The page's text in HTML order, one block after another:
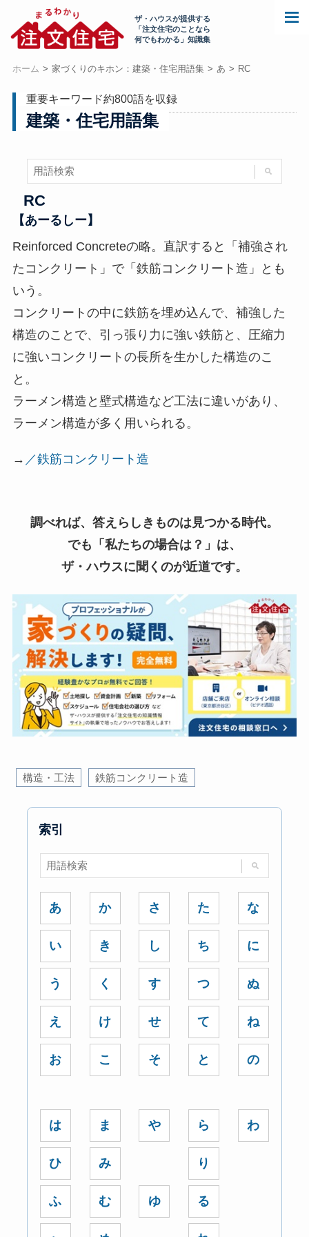
ザ・ハウスが提供する
「注文住宅のことなら
何でもわかる」知識集
ホーム 家づくりのキホン：建築・住宅用語集 あ RC
重要キーワード約800語を収録
建築・住宅用語集
RC
【あーるしー】
Reinforced Concreteの略。直訳すると「補強され
たコンクリート」で「鉄筋コンクリート造」とも
いう。
コンクリートの中に鉄筋を埋め込んで、補強した
構造のことで、引っ張り力に強い鉄筋と、圧縮力
に強いコンクリートの長所を生かした構造のこ
と。
ラーメン構造と壁式構造など工法に違いがあり、
ラーメン構造が多く用いられる。
→ ／鉄筋コンクリート造
調べれば、答えらしきものは見つかる時代。
でも「私たちの場合は？」は、
ザ・ハウスに聞くのが近道です。
構造・工法 鉄筋コンクリート造
索引
あ
い
う
え
お
か
き
く
け
こ
さ
し
す
せ
そ
た
ち
つ
て
と
な
に
ぬ
ね
の
は
ひ
ふ
ま
み
む
や
ゆ
ら
り
る
わ